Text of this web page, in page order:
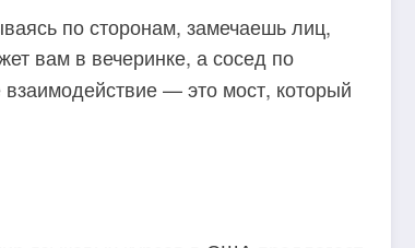
по сторонам, замечаешь лиц,
вам в вечеринке, а сосед по
— это мост, который